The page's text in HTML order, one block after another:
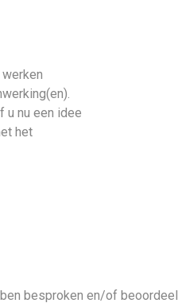
u nu een idee
het
besproken en/of